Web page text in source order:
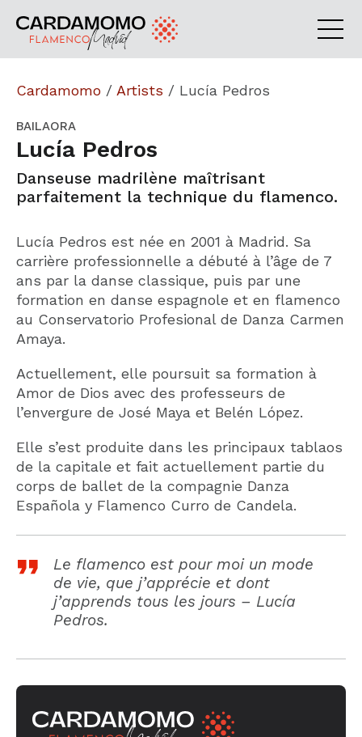
Cardamomo / Artists / Lucía Pedros
BAILAORA
Lucía Pedros
Danseuse madrilène maîtrisant
parfaitement la technique du flamenco.
Lucía Pedros est née en 2001 à Madrid. Sa
carrière professionnelle a débuté à l’âge de 7
ans par la danse classique, puis par une
formation en danse espagnole et en flamenco
au Conservatorio Profesional de Danza Carmen
Amaya.
Actuellement, elle poursuit sa formation à
Amor de Dios avec des professeurs de
l’envergure de José Maya et Belén López.
Elle s’est produite dans les principaux tablaos
de la capitale et fait actuellement partie du
corps de ballet de la compagnie Danza
Española y Flamenco Curro de Candela.
Le flamenco est pour moi un mode
de vie, que j’apprécie et dont
j’apprends tous les jours – Lucía
Pedros.